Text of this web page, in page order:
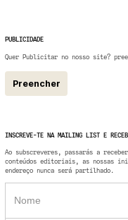
PUBLICIDADE
Quer Publicitar no nosso site?
Preencher
INSCREVE-TE NA MAILING LIST E
Ao subscreveres, passarás a
conteúdos editoriais, as nossas
endereço nunca será partilhado.